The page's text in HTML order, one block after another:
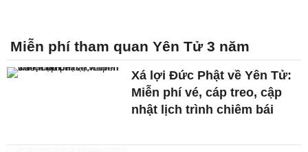
Miễn phí tham quan Yên Tử 3 năm
Xá lợi Đức Phật về Yên Tử:
Miễn phí vé, cáp treo, cập
nhật lịch trình chiêm bái